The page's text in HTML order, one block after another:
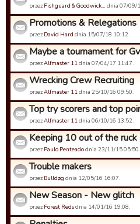
przez Fishguard & Goodwick… dnia 07/09/
Promotions & Relegations
przez David Hard dnia 15/07/18 10:12.
Maybe a tournament for
przezAlfmaster 11dnia 07/04/17 11:47.
Wrecking Crew Recruiting
przezAlfmaster 11dnia 25/10/16 09:50.
Top try scorers and top
przezAlfmaster 11dnia 06/10/16 13:52.
Keeping 10 out of the
przez Paulo Penteadodnia 23/11/15 05:50.
Trouble makers
przez Bulldøg dnia 12/05/16 16:07.
New Season - New glitch
przez Forest Redsdnia 14/01/16 19:08.